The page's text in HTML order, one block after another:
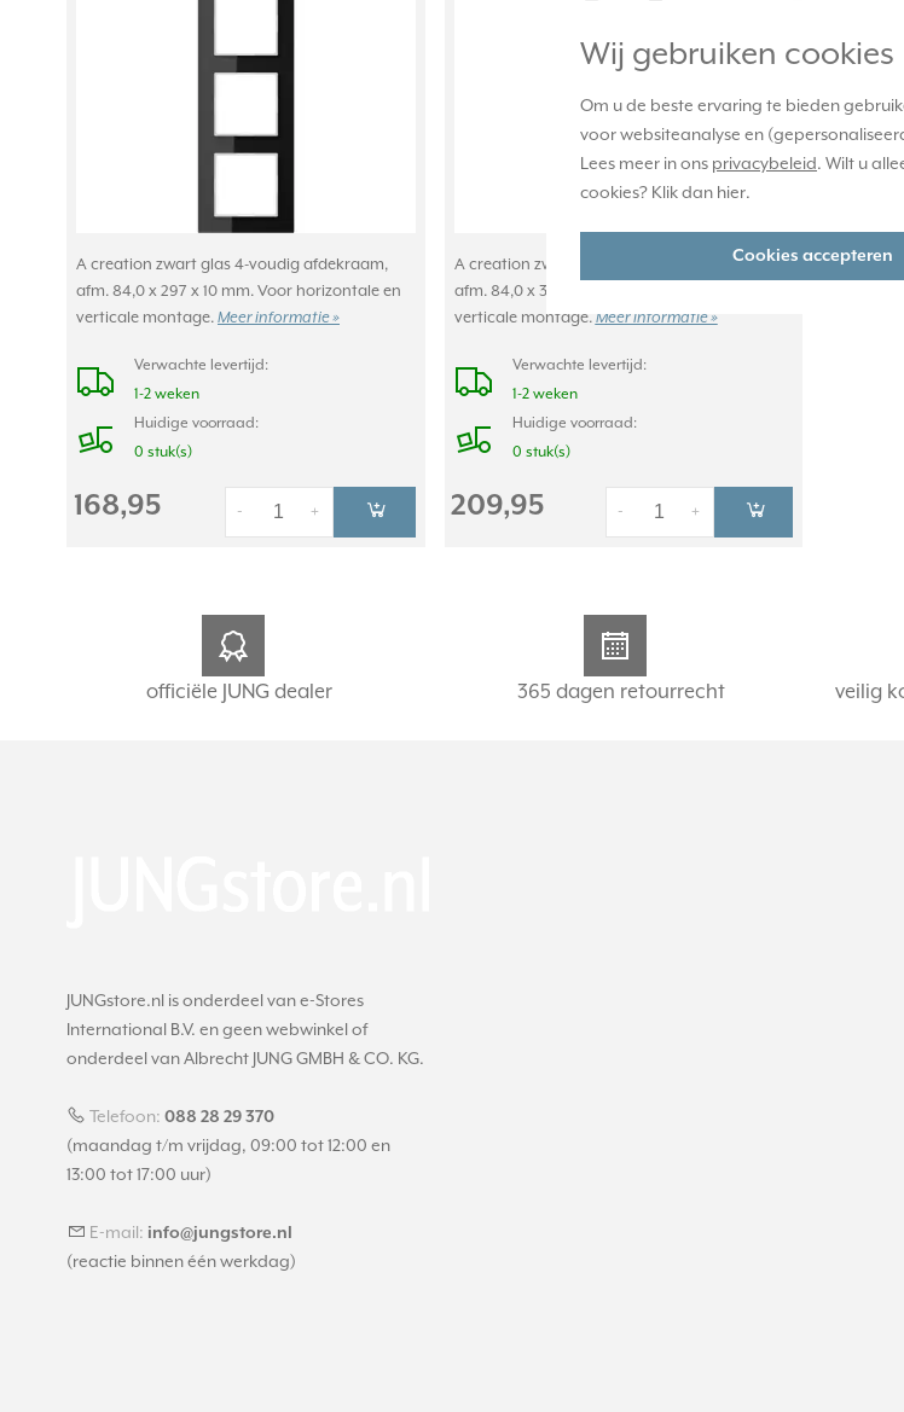
Wij gebruiken cookies
Om u de beste ervaring te bieden
voor websiteanalyse en
Lees meer in ons privacybeleid. Wilt u
cookies? Klik dan hier.
Cookies accepteren
A creation zwart glas 4-voudig afdekraam,
afm. 84,0 x 297 x 10 mm. Voor horizontale en
verticale montage. Meer informatie »
Verwachte levertijd:
1-2 weken
Huidige voorraad:
0 stuk(s)
168,95 +
-
A creation zwart glas 5-voudig afdekraam,
afm. 84,0 x 368 x 10 mm. Voor horizontale en
verticale montage. Meer informatie »
Verwachte levertijd:
1-2 weken
Huidige voorraad:
0 stuk(s)
209,95 +
-
officiële JUNG dealer 365 dagen retourrecht veilig
JUNGstore.nl is onderdeel van e-Stores
International B.V. en geen webwinkel of
onderdeel van Albrecht JUNG GMBH & CO. KG.
Telefoon: 088 28 29 370
(maandag t/m vrijdag, 09:00 tot 12:00 en
13:00 tot 17:00 uur)
E-mail: info@jungstore.nl
(reactie binnen één werkdag)